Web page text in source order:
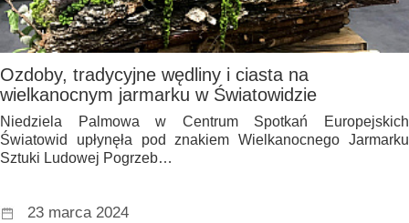
Ozdoby, tradycyjne wędliny i ciasta na
wielkanocnym jarmarku w Światowidzie
Niedziela Palmowa w Centrum Spotkań Europejskich
Światowid upłynęła pod znakiem Wielkanocnego Jarmarku
Sztuki Ludowej Pogrzeb…
23 marca 2024